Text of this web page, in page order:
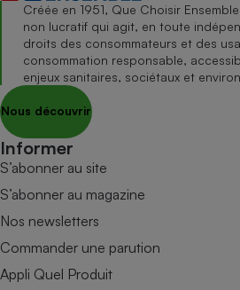
Créée en 1951, Que Choisir
non lucratif qui agit, en toute
droits des consommateurs et des
consommation responsable,
enjeux sanitaires, sociétaux et
Nous découvrir
Informer
S’abonner au site
S’abonner au magazine
Nos newsletters
Commander une parution
Appli Quel Produit